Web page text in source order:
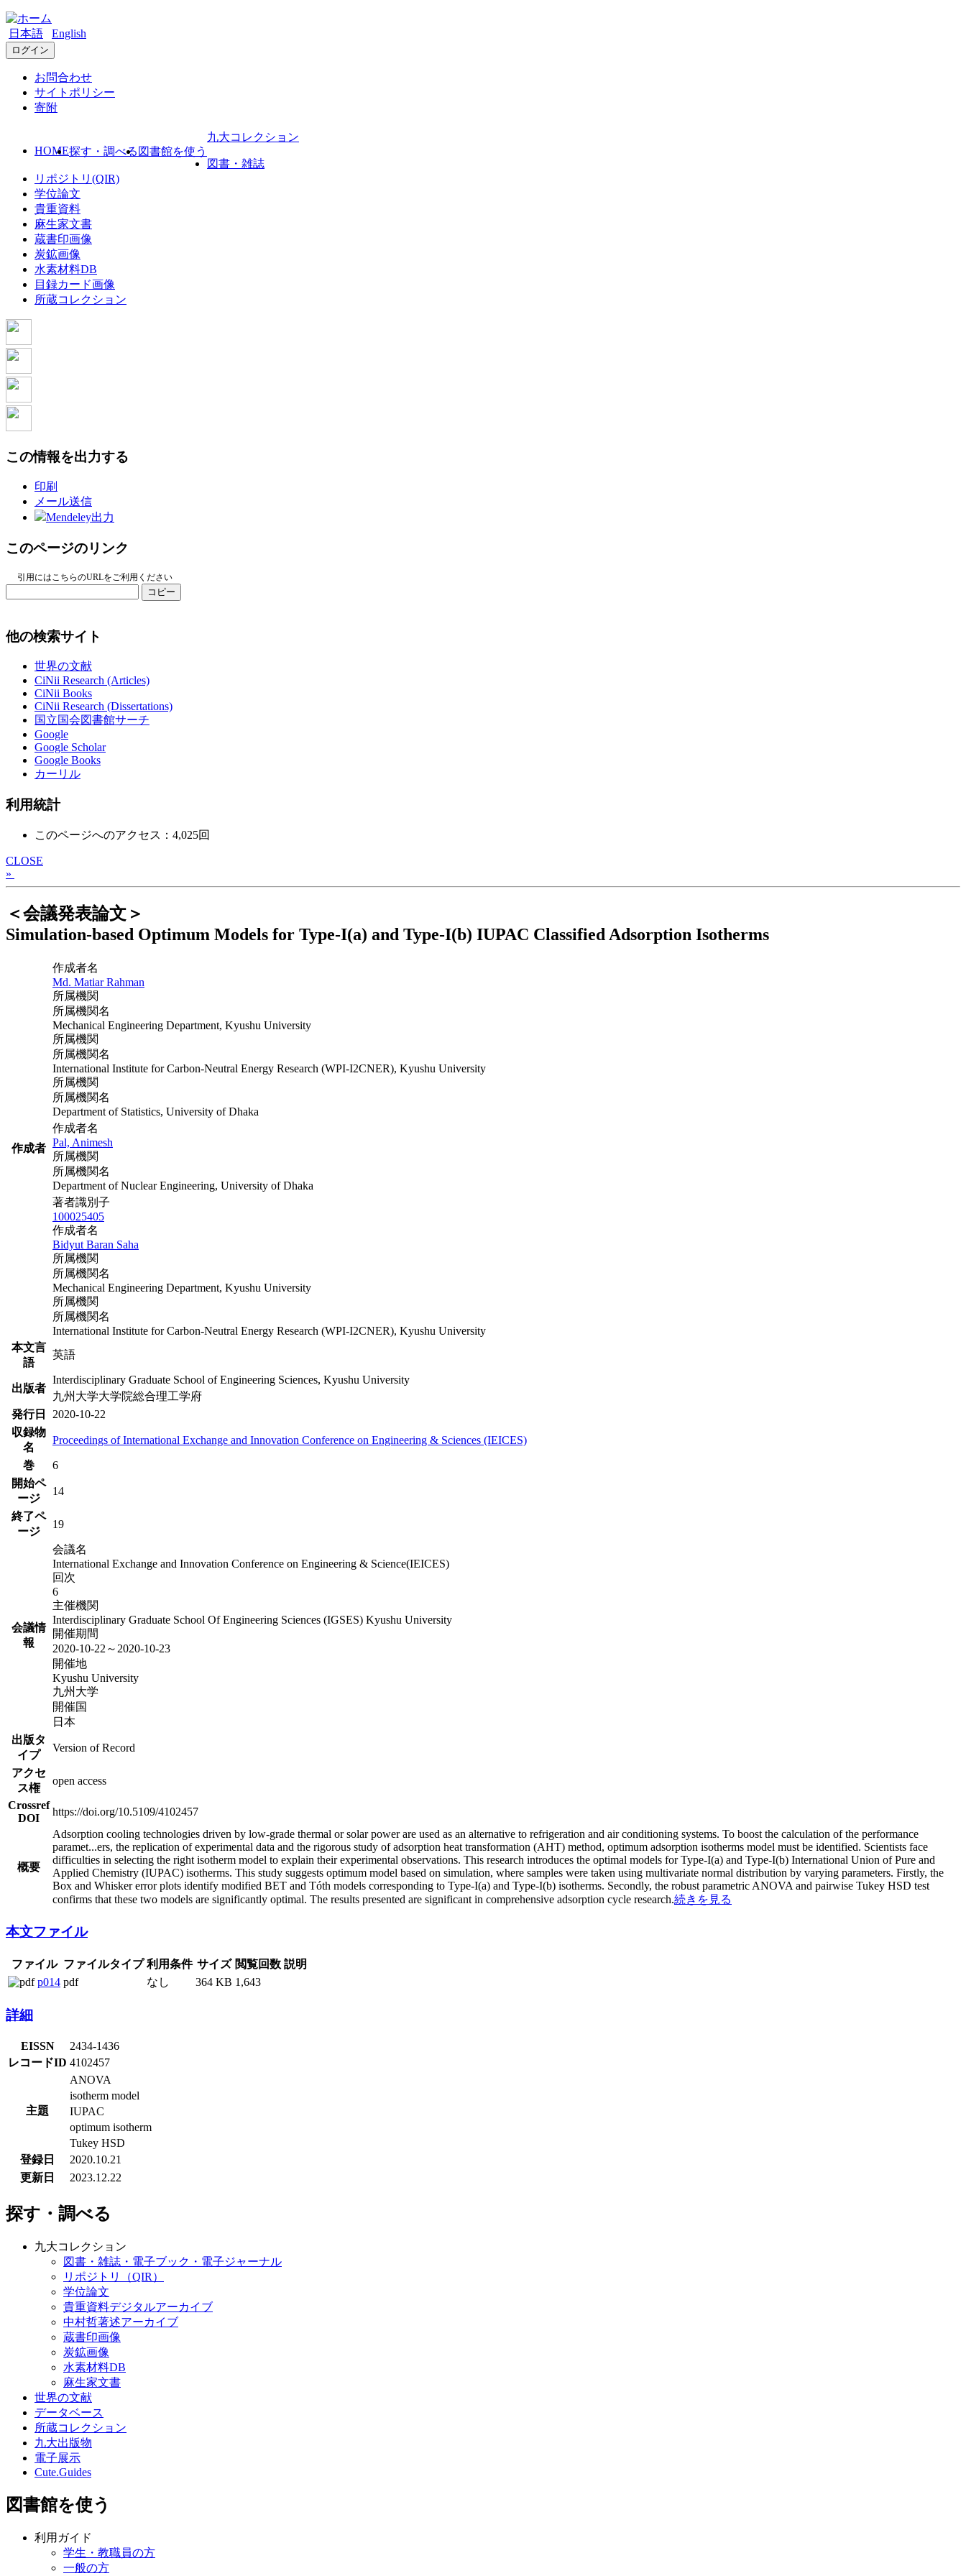
日本語 English
ログイン
お問合わせ
サイトポリシー
寄附
HOME探す・調べる 図書館を使う
九大コレクション
図書・雑誌
リポジトリ(QIR)
学位論文
貴重資料
麻生家文書
蔵書印画像
炭鉱画像
水素材料DB
目録カード画像
所蔵コレクション
この情報を出力する
印刷
メール送信
Mendeley出力
このページのリンク
引用にはこちらのURLをご利用ください
コピー
他の検索サイト
世界の文献
CiNii Research (Articles)
CiNii Books
CiNii Research (Dissertations)
国立国会図書館サーチ
Google
Google Scholar
Google Books
カーリル
利用統計
このページへのアクセス：4,025回
CLOSE
»
＜会議発表論文＞
Simulation-based Optimum Models for Type-I(a) and Type-I(b) IUPAC Classified Adsorption Isotherms
作成者
作成者名
Md. Matiar Rahman
所属機関
所属機関名
Mechanical Engineering Department, Kyushu University
所属機関
所属機関名
International Institute for Carbon-Neutral Energy Research (WPI-I2CNER), Kyushu University
所属機関
所属機関名
Department of Statistics, University of Dhaka
作成者名
Pal, Animesh
所属機関
所属機関名
Department of Nuclear Engineering, University of Dhaka
著者識別子
100025405
作成者名
Bidyut Baran Saha
所属機関
所属機関名
Mechanical Engineering Department, Kyushu University
所属機関
所属機関名
International Institute for Carbon-Neutral Energy Research (WPI-I2CNER), Kyushu University
本文言
語
英語
出版者
Interdisciplinary Graduate School of Engineering Sciences, Kyushu University
九州大学大学院総合理工学府
発行日
2020-10-22
収録物
名
Proceedings of International Exchange and Innovation Conference on Engineering & Sciences (IEICES)
巻
6
開始ペ
ージ
14
終了ペ
ージ
19
会議情
報
会議名
International Exchange and Innovation Conference on Engineering & Science(IEICES)
回次
6
主催機関
Interdisciplinary Graduate School Of Engineering Sciences (IGSES) Kyushu University
開催期間
2020-10-22～2020-10-23
開催地
Kyushu University
九州大学
開催国
日本
出版タ
イプ
Version of Record
アクセ
ス権
open access
Crossref
DOI
https://doi.org/10.5109/4102457
概要
Adsorption cooling technologies driven by low-grade thermal or solar power are used as an alternative to refrigeration and air conditioning systems. To boost the calculation of the performance
paramet...ers, the replication of experimental data and the rigorous study of adsorption heat transformation (AHT) method, optimum adsorption isotherms model must be identified. Scientists face
difficulties in selecting the right isotherm model to explain their experimental observations. This research introduces the optimal models for Type-I(a) and Type-I(b) International Union of Pure and
Applied Chemistry (IUPAC) isotherms. This study suggests optimum model based on simulation, where samples were taken using multivariate normal distribution by varying parameters. Firstly, the
Box and Whisker error plots identify modified BET and Tóth models corresponding to Type-I(a) and Type-I(b) isotherms. Secondly, the robust parametric ANOVA and pairwise Tukey HSD test
confirms that these two models are significantly optimal. The results presented are significant in comprehensive adsorption cycle research.続きを見る
本文ファイル
ファイル ファイルタイプ 利用条件 サイズ 閲覧回数 説明
p014
pdf なし 364 KB 1,643
詳細
EISSN
2434-1436
レコードID 4102457
主題
ANOVA
isotherm model
IUPAC
optimum isotherm
Tukey HSD
登録日
2020.10.21
更新日
2023.12.22
探す・調べる
九大コレクション
図書・雑誌・電子ブック・電子ジャーナル
リポジトリ（QIR）
学位論文
貴重資料デジタルアーカイブ
中村哲著述アーカイブ
蔵書印画像
炭鉱画像
水素材料DB
麻生家文書
世界の文献
データベース
所蔵コレクション
九大出版物
電子展示
Cute.Guides
図書館を使う
利用ガイド
学生・教職員の方
一般の方